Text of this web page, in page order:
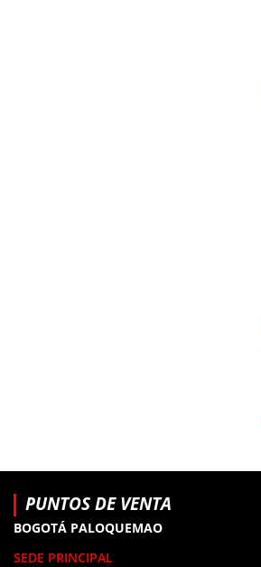
PUNTOS DE VENTA
BOGOTÁ PALOQUEMAO
SEDE PRINCIPAL